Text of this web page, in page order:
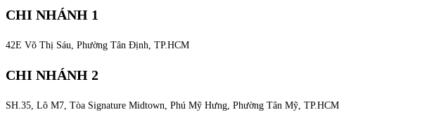
CHI NHÁNH 1
42E Võ Thị Sáu, Phường Tân Định, TP.HCM
CHI NHÁNH 2
SH.35, Lô M7, Tòa Signature Midtown, Phú Mỹ Hưng, Phường Tân Mỹ, TP.HCM